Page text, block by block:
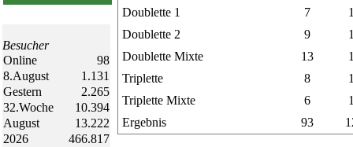
Besucher
Online
98
8.August
1.131
Gestern
2.265
32.Woche
10.394
August
13.222
2026
466.817
Doublette 1
7
Doublette 2
9
Doublette Mixte
13
Triplette
8
Triplette Mixte
6
Ergebnis
93